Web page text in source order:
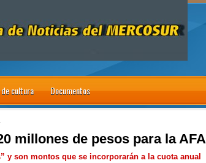
cultura Documentos
millones de pesos para la AFA
y son montos que se incorporarán a la cuota anual